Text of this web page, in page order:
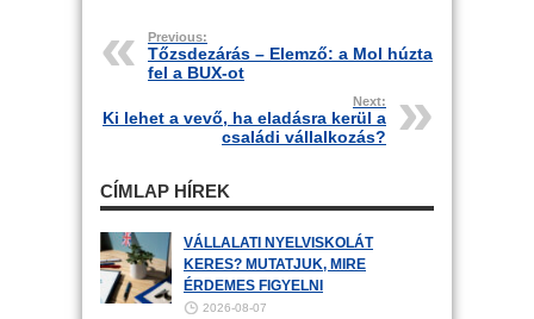
Previous:
Tőzsdezárás – Elemző: a Mol húzta
fel a BUX-ot
Next:
Ki lehet a vevő, ha eladásra kerül a
családi vállalkozás?
CÍMLAP HÍREK
VÁLLALATI NYELVISKOLÁT
KERES? MUTATJUK, MIRE
ÉRDEMES FIGYELNI
2026-08-07